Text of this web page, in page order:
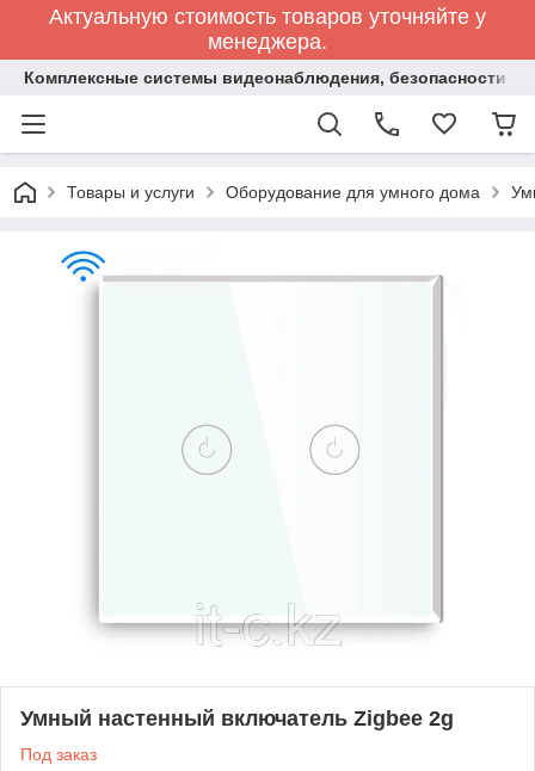
Актуальную стоимость товаров уточняйте у
менеджера.
Комплексные системы видеонаблюдения, безопасности и
Товары и услуги Оборудование для умного дома
Умный настенный включатель Zigbee 2g
Под заказ